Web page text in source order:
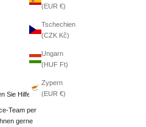
(EUR €)
Tschechien
(CZK Kč)
Ungarn
(HUF Ft)
Zypern
(EUR €)
Sie Hilfe?
Team per
gerne